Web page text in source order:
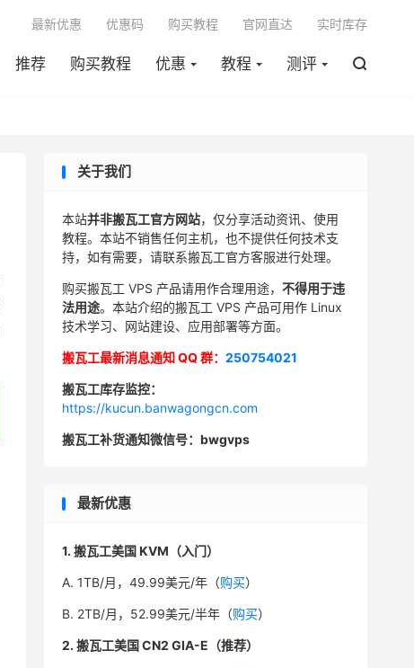
推荐 购买教程 优惠 教程 测评 
最新优惠 优惠码 购买教程 官网直达 实时库存
关于我们
本站并非搬瓦工官方网站，仅分享活动资讯、使用
教程。本站不销售任何主机，也不提供任何技术支
持，如有需要，请联系搬瓦工官方客服进行处理。
购买搬瓦工 VPS 产品请用作合理用途， 不得用于违
法用途。本站介绍的搬瓦工 VPS 产品可用作 Linux
技术学习、网站建设、应用部署等方面。
搬瓦工最新消息通知 QQ 群： 250754021
搬瓦工库存监控：
https://kucun.banwagongcn.com
搬瓦工补货通知微信号：bwgvps
最新优惠
1. 搬瓦工美国 KVM（入门）
A. 1TB/月，49.99美元/年（购买）
B. 2TB/月，52.99美元/半年（购买）
2. 搬瓦工美国 CN2 GIA-E（推荐）